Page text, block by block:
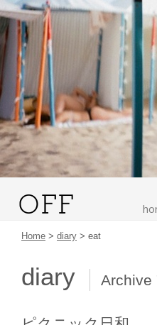
Home > diary > eat
diary Archive